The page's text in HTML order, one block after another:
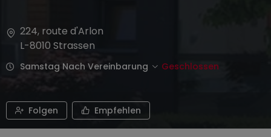
224, route d'Arlon
L-8010 Strassen
Samstag Nach Vereinbarung Geschlossen
Folgen Empfehlen